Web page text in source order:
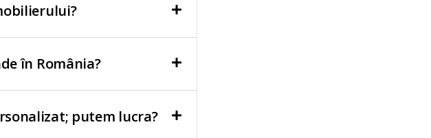
în România?
putem lucra?